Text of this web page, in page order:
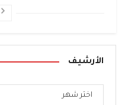
الأرشيف